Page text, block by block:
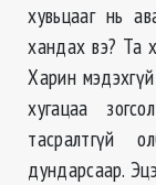
хувьцааг нь
хандах вэ? Та
Харин
хугацаа
тасралтгүй
дундарсаар.